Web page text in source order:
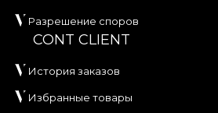
Разрешение споров
CONT CLIENT
История заказов
Избранные товары